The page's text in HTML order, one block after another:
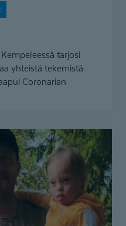
tarjosi
yhteistä tekemistä
Coronarian